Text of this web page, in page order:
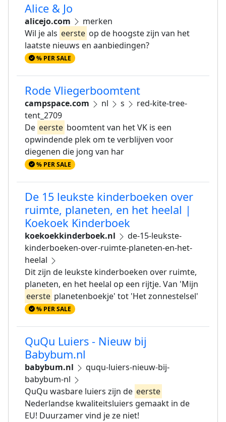
Alice & Jo
alicejo.com
merken
Wil je als eerste op de hoogste zijn van het
laatste nieuws en aanbiedingen?
% PER SALE
Rode Vliegerboomtent
campspace.com nl s
red-kite-tree-
tent_2709
De eerste boomtent van het VK is een
opwindende plek om te verblijven voor
diegenen die jong van har
% PER SALE
De 15 leukste kinderboeken over
ruimte, planeten, en het heelal |
Koekoek Kinderboek
koekoekkinderboek.nl
de-15-leukste-
kinderboeken-over-ruimte-planeten-en-het-
heelal
Dit zijn de leukste kinderboeken over ruimte,
planeten, en het heelal op een rijtje. Van 'Mijn
eerste planetenboekje' tot 'Het zonnestelsel'
% PER SALE
QuQu Luiers - Nieuw bij
Babybum.nl
babybum.nl
ququ-luiers-nieuw-bij-
babybum-nl
QuQu wasbare luiers zijn de eerste
Nederlandse kwaliteitsluiers gemaakt in de
EU! Duurzamer vind je ze niet!